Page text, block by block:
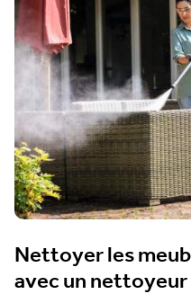
Nettoyer les
avec un